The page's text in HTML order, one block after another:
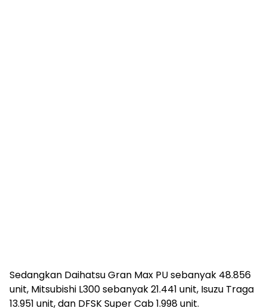
Sedangkan Daihatsu Gran Max PU sebanyak 48.856
unit, Mitsubishi L300 sebanyak 21.441 unit, Isuzu Traga
13.951 unit, dan DFSK Super Cab 1.998 unit.